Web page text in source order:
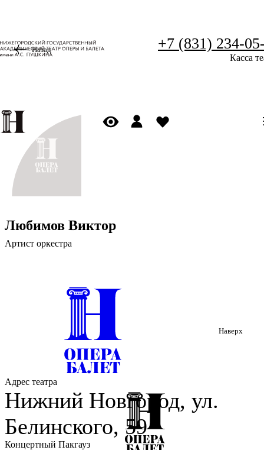
+7 (831) 234-
Касса
Назад
Любимов Виктор
Артист оркестра
Наверх
Адрес театра
Нижний Новгород, ул.
Белинского, 59
Концертный Пакгауз